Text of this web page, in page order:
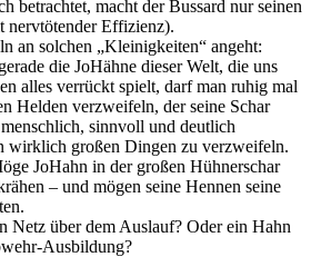
betrachtet, macht der Bussard nur seinen
nervtötender Effizienz).
an solchen „Kleinigkeiten“ angeht:
die JoHähne dieser Welt, die uns
alles verrückt spielt, darf man ruhig mal
Helden verzweifeln, der seine Schar
sinnvoll und deutlich
wirklich großen Dingen zu verzweifeln.
JoHahn in der großen Hühnerschar
– und mögen seine Hennen seine
Netz über dem Auslauf? Oder ein Hahn
Ausbildung?